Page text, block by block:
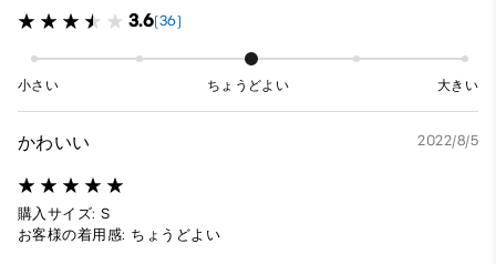
3.6(36)
小さい ちょうどよい 大きい
かわいい 2022/8/5
購入サイズ: S
お客様の着用感: ちょうどよい